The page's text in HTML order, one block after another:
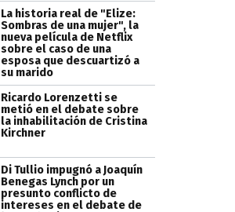
La historia real de "Elize:
Sombras de una mujer", la
nueva película de Netflix
sobre el caso de una
esposa que descuartizó a
su marido
Ricardo Lorenzetti se
metió en el debate sobre
la inhabilitación de Cristina
Kirchner
Di Tullio impugnó a Joaquín
Benegas Lynch por un
presunto conflicto de
intereses en el debate de